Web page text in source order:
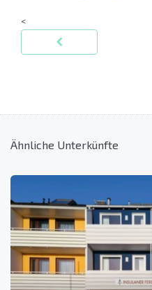
<
Ähnliche Unterkünfte